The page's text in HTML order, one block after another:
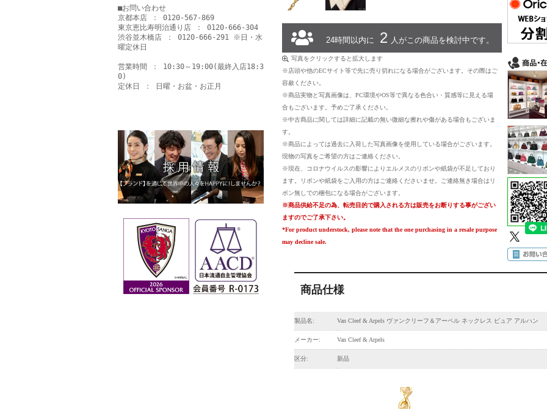
24時間以内に 2 人がこの商品を検討中です。
写真をクリックすると拡大します
※店頭や他のECサイト等で先に売り切れになる場合がございます。その際はご
容赦ください。
※商品実物と写真画像は、PC環境やOS等で異なる色合い・質感等に見える場
合もございます。予めご了承ください。
※中古商品に関しては詳細に記載の無い微細な擦れや傷がある場合もございま
す。
※商品によっては過去に入荷した写真画像を使用している場合がございます。
現物の写真をご希望の方はご連絡ください。
※現在、コロナウイルスの影響によりエルメスのリボンや紙袋が不足しており
ます。リボンや紙袋をご入用の方はご連絡くださいませ。ご連絡無き場合はリ
ボン無しでの梱包になる場合がございます。
※商品供給不足の為、転売目的で購入される方は販売をお断りする事がござい
ますのでご了承下さい。
*For product understock, please note that the one purchasing in a resale purpose
may decline sale.
商品仕様
製品名: Van Cleef & Arpels ヴァンクリーフ＆アーペル ネックレス ピュア アルハン
メーカー: Van Cleef & Arpels
区分: 新品
■お問い合わせ
京都本店 ： 0120-567-869
東京恵比寿明治通り店 ： 0120-666-304
渋谷並木橋店 ： 0120-666-291 ※日・水
曜定休日
営業時間 ： 10:30～19:00(最終入店18:3
0)
定休日 ： 日曜・お盆・お正月